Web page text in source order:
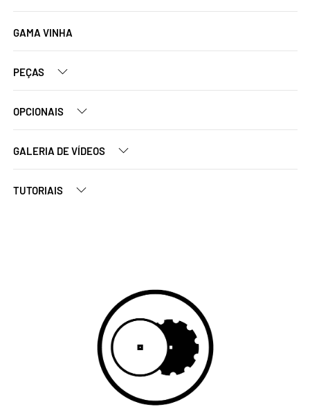
GAMA VINHA
PEÇAS
OPCIONAIS
GALERIA DE VÍDEOS
TUTORIAIS